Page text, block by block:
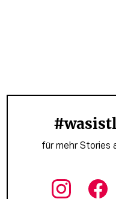
für mehr Stories